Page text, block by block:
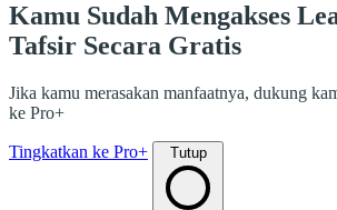
Kamu Sudah Mengakses
Tafsir Secara Gratis
Jika kamu merasakan manfaatnya, dukung
ke Pro+
Tingkatkan ke Pro+ Tutup